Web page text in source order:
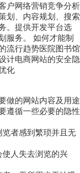
户网络营销竞争分析
划、内容规划、搜索
。提供开发平台选
服务。 如何才能制
流行趋势医院图书馆
计电商网站的安全隐
化
做的网站内容及用途
遵循一些必要的隐性
者感到繁琐并且无
人失去浏览的兴